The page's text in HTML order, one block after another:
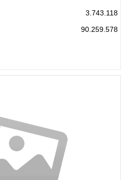
3.743.118
90.259.578